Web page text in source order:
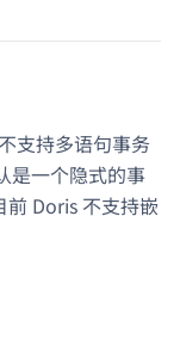
支持多语句事务
是一个隐式的事
Doris 不支持嵌